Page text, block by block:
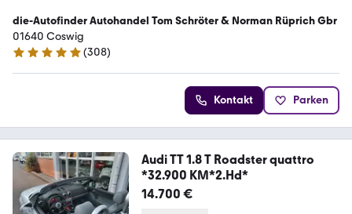
die-Autofinder Autohandel Tom Schröter & Norman Rüprich Gbr
01640 Coswig
4.9 Sterne
(308)
Kontakt Parken
Audi TT 1.8 T Roadster quattro
*32.900 KM*2.Hd*
14.700 €